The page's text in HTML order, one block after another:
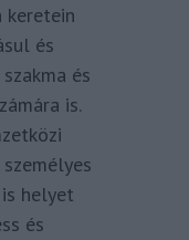
és
és
is.
helyet
és